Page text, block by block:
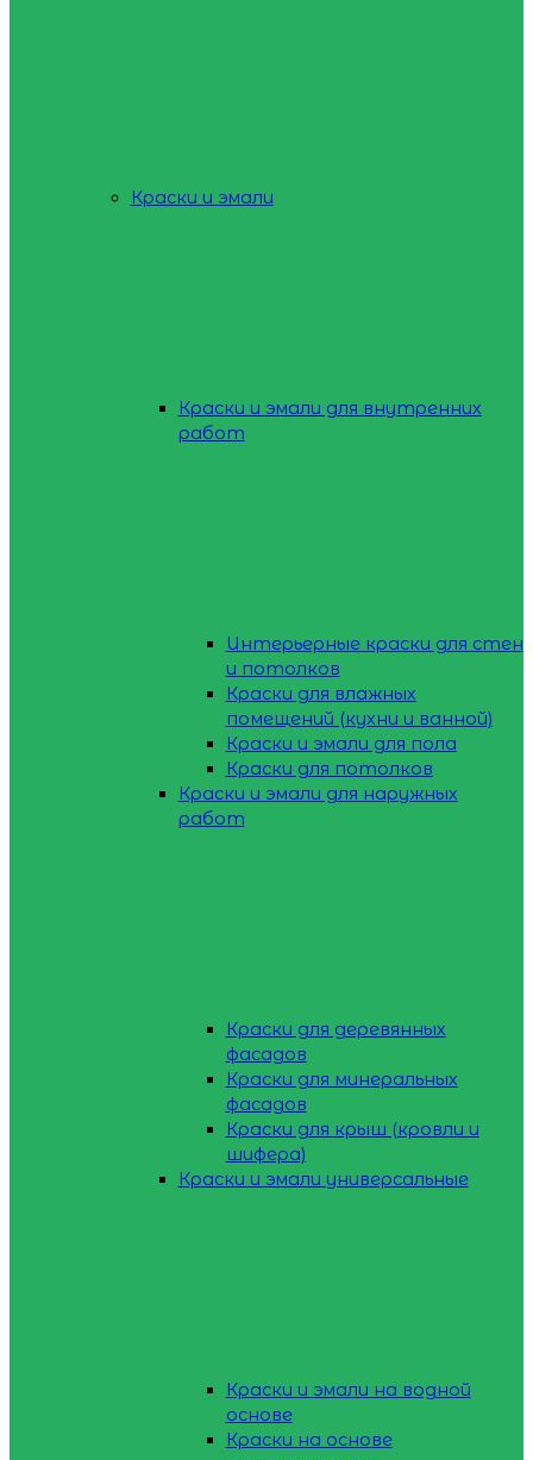
Краски и эмали
Краски и эмали для внутренних
работ
Интерьерные краски для стен
и потолков
Краски для влажных
помещений (кухни и ванной)
Краски и эмали для пола
Краски для потолков
Краски и эмали для наружных
работ
Краски для деревянных
фасадов
Краски для минеральных
фасадов
Краски для крыш (кровли и
шифера)
Краски и эмали универсальные
Краски и эмали на водной
основе
Краски на основе